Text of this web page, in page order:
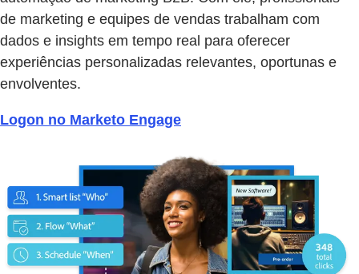
de marketing e equipes de vendas trabalham com
dados e insights em tempo real para oferecer
experiências personalizadas relevantes, oportunas e
envolventes.
Logon no Marketo Engage